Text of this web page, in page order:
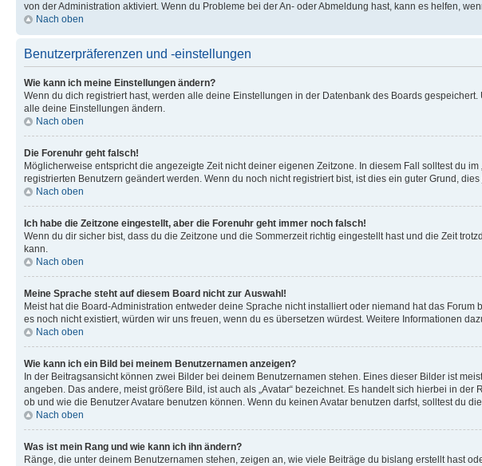
von der Administration aktiviert. Wenn du Probleme bei der An- oder Abmeldung hast, kann es helfen,
Nach oben
Benutzerpräferenzen und -einstellungen
Wie kann ich meine Einstellungen ändern?
Wenn du dich registriert hast, werden alle deine Einstellungen in der Datenbank des Boards
alle deine Einstellungen ändern.
Nach oben
Die Forenuhr geht falsch!
Möglicherweise entspricht die angezeigte Zeit nicht deiner eigenen Zeitzone. In diesem Fall solltest du
registrierten Benutzern geändert werden. Wenn du noch nicht registriert bist, ist dies ein guter Grund, dies
Nach oben
Ich habe die Zeitzone eingestellt, aber die Forenuhr geht immer noch falsch!
Wenn du dir sicher bist, dass du die Zeitzone und die Sommerzeit richtig eingestellt hast und die Zeit
kann.
Nach oben
Meine Sprache steht auf diesem Board nicht zur Auswahl!
Meist hat die Board-Administration entweder deine Sprache nicht installiert oder niemand hat das
es noch nicht existiert, würden wir uns freuen, wenn du es übersetzen würdest. Weitere Informationen
Nach oben
Wie kann ich ein Bild bei meinem Benutzernamen anzeigen?
In der Beitragsansicht können zwei Bilder bei deinem Benutzernamen stehen. Eines dieser Bilder ist
angeben. Das andere, meist größere Bild, ist auch als „Avatar“ bezeichnet. Es handelt sich hierbei in
ob und wie die Benutzer Avatare benutzen können. Wenn du keinen Avatar benutzen darfst, solltest du
Nach oben
Was ist mein Rang und wie kann ich ihn ändern?
Ränge, die unter deinem Benutzernamen stehen, zeigen an, wie viele Beiträge du bislang erstellt hast